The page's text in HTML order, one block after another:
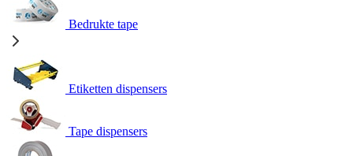
Bedrukte tape
Etiketten dispensers
Tape dispensers